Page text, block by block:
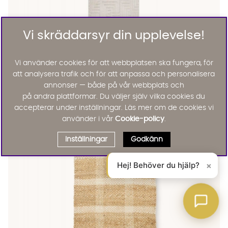
OSAN Matta Vit 80x150 Finns även i dessa färger:
OSAN Matta Vit 80x150
OSAN Matta Vit 80x150
695 :-
Lägg till
Vi skräddarsyr din upplevelse!
Vi använder cookies för att webbplatsen ska fungera, för
att analysera trafik och för att anpassa och personalisera
annonser — både på vår webbplats och
på andra plattformar. Du väljer själv vilka cookies du
accepterar under inställningar. Läs mer om de cookies vi
använder i vår Cookie-policy.
Inställningar Godkänn
Hej! Behöver du hjälp? ×